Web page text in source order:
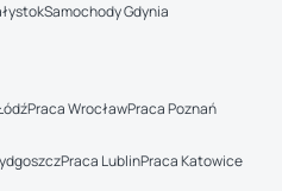
Samochody Gdynia
Praca WrocławPraca Poznań
Praca LublinPraca Katowice